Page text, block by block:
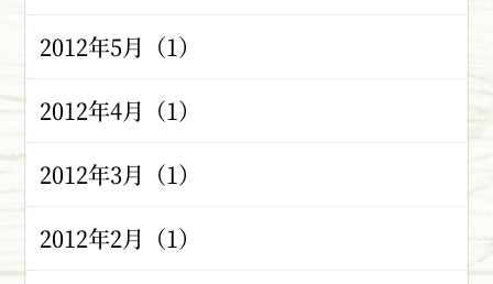
2012年5月（1）
2012年4月（1）
2012年3月（1）
2012年2月（1）